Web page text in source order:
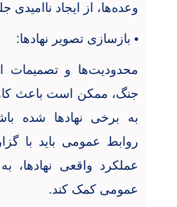
وعده‌ها، از ایجاد ناامیدی
• بازسازی تصویر نهادها:
محدودیت‌ها و تصمیمات
جنگ، ممکن است باعث
به برخی نهادها شده
روابط عمومی باید با
عملکرد واقعی نهادها، به
عمومی کمک کند.